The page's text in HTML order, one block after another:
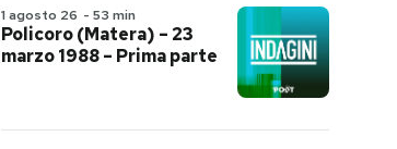
1 agosto 26 - 53 min
Policoro (Matera) – 23
marzo 1988 – Prima parte